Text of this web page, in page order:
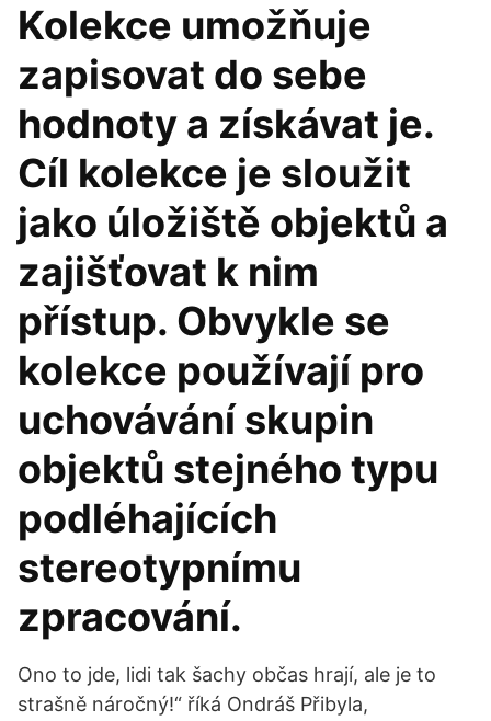
Kolekce umožňuje
zapisovat do sebe
hodnoty a získávat je.
Cíl kolekce je sloužit
jako úložiště objektů a
zajišťovat k nim
přístup. Obvykle se
kolekce používají pro
uchovávání skupin
objektů stejného typu
podléhajících
stereotypnímu
zpracování.
Ono to jde, lidi tak šachy občas hrají, ale je to
strašně náročný!“ říká Ondráš Přibyla,